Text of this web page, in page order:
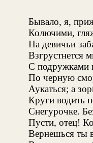
Бывало, я,
Колючими,
На девичьи
Взгрустнется
С подружками
По черную
Аукаться; а
Круги водить
Снегурочке.
Пусти, отец!
Вернешься ты